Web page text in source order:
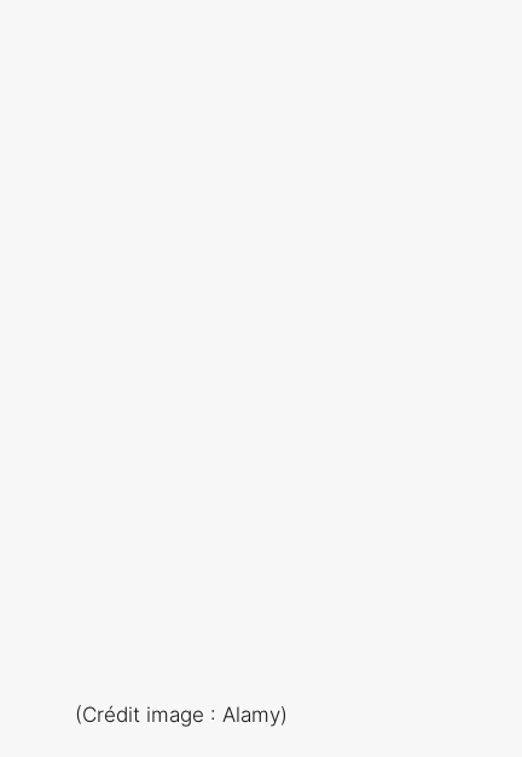
(Crédit image : Alamy)